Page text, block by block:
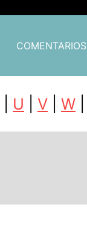
COMENTARIOS
U V W